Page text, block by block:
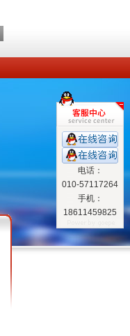
电话：
010-57117264
手机：
18611459825